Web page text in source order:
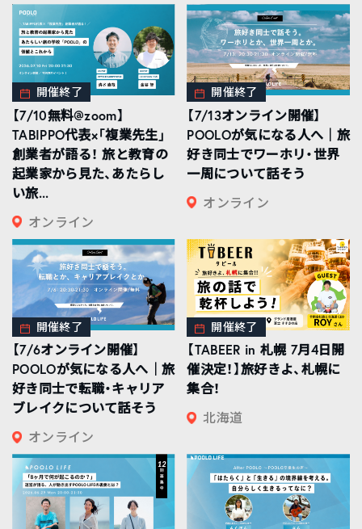
開催終了
【7/10無料@zoom】
TABIPPO代表×「複業先生」
創業者が語る！ 旅と教育の
起業家から見た、あたらし
い旅...
オンライン
開催終了
【7/13オンライン開催】
POOLOが気になる人へ｜旅
好き同士でワーホリ・世界
一周について話そう
オンライン
開催終了
【7/6オンライン開催】
POOLOが気になる人へ｜旅
好き同士で転職・キャリア
ブレイクについて話そう
オンライン
開催終了
【TABEER in 札幌 7月4日開
催決定！】旅好きよ、札幌に
集合！
北海道